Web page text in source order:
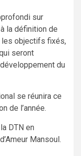
sur
la définition de
les objectifs fixés,
seront
du
se réunira ce
de l’année.
DTN en
Mansoul.